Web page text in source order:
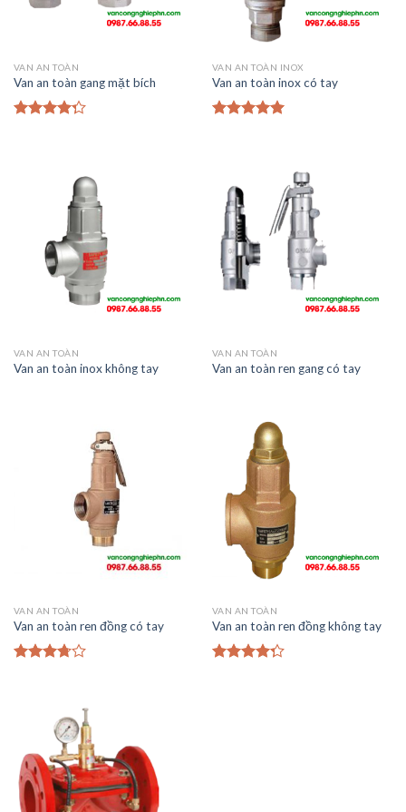
VAN AN TOÀN
Van an toàn gang mặt bích
VAN AN TOÀN INOX
Van an toàn inox có tay
VAN AN TOÀN
Van an toàn inox không tay
VAN AN TOÀN
Van an toàn ren gang có tay
VAN AN TOÀN
Van an toàn ren đồng có tay
VAN AN TOÀN
Van an toàn ren đồng không tay